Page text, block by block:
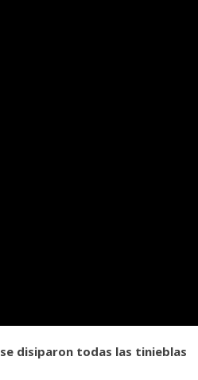
disiparon todas las tinieblas